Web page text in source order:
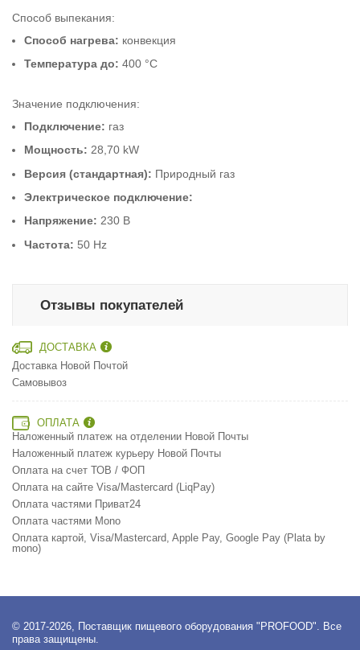
Способ выпекания:
Способ нагрева: конвекция
Температура до: 400 °C
Значение подключения:
Подключение: газ
Мощность: 28,70 kW
Версия (стандартная): Природный газ
Электрическое подключение:
Напряжение: 230 В
Частота: 50 Hz
Отзывы покупателей
ДОСТАВКА
Доставка Новой Почтой
Самовывоз
ОПЛАТА
Наложенный платеж на отделении Новой Почты
Наложенный платеж курьеру Новой Почты
Оплата на счет ТОВ / ФОП
Оплата на сайте Visa/Mastercard (LiqPay)
Оплата частями Приват24
Оплата частями Mono
Оплата картой, Visa/Mastercard, Apple Pay, Google Pay (Plata by
mono)
© 2017-2026, Поставщик пищевого оборудования "PROFOOD". Все
права защищены.